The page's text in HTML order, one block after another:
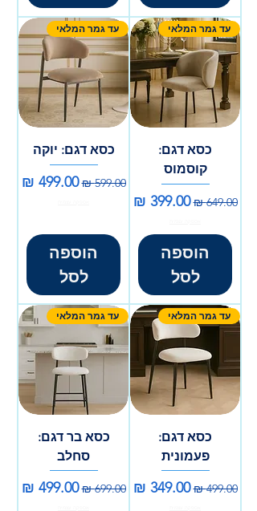
עד גמר המלאי
כסא דגם:
קוסמוס
מחיר רגיל‏649.00 ‏₪ מחיר מבצע‏399.00 ‏₪
הוספה
לסל
עד גמר המלאי
כסא דגם: יוקה
מחיר רגיל‏599.00 ‏₪ מחיר מבצע‏499.00 ‏₪
הוספה
לסל
עד גמר המלאי
כסא דגם:
פעמונית
מחיר רגיל‏499.00 ‏₪ מחיר מבצע‏349.00 ‏₪
עד גמר המלאי
כסא בר דגם:
סחלב
מחיר רגיל‏699.00 ‏₪ מחיר מבצע‏499.00 ‏₪